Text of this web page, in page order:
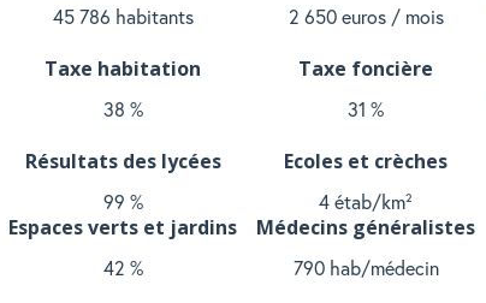
45 786 habitants 2 650 euros / mois
Taxe habitation
38 %
Taxe foncière
31 %
Résultats des lycées
99 %
Ecoles et crèches
4 étab/km²
Espaces verts et jardins
42 %
Médecins généralistes
790 hab/médecin